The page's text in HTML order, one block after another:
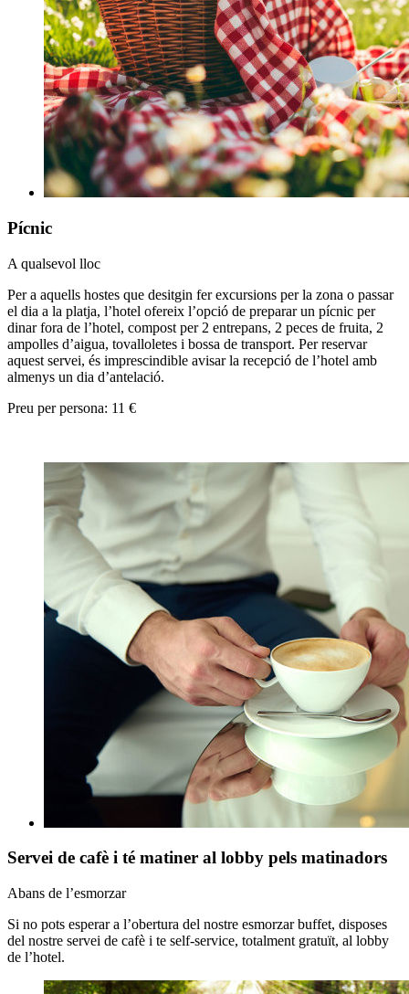
Pícnic
A qualsevol lloc
Per a aquells hostes que desitgin fer excursions per la zona o passar
el dia a la platja, l’hotel ofereix l’opció de preparar un pícnic per
dinar fora de l’hotel, compost per 2 entrepans, 2 peces de fruita, 2
ampolles d’aigua, tovalloletes i bossa de transport. Per reservar
aquest servei, és imprescindible avisar la recepció de l’hotel amb
almenys un dia d’antelació.
Preu per persona: 11 €
Servei de cafè i té matiner al lobby pels matinadors
Abans de l’esmorzar
Si no pots esperar a l’obertura del nostre esmorzar buffet, disposes
del nostre servei de cafè i te self-service, totalment gratuït, al lobby
de l’hotel.